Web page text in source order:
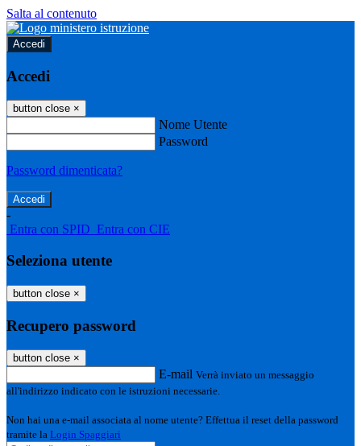
Salta al contenuto
Accedi
Accedi
button close ×
Nome Utente
Password
Password dimenticata?
-
Entra con SPID Entra con CIE
Seleziona utente
button close ×
Recupero password
button close ×
E-mail Verrà inviato un messaggio
all'indirizzo indicato con le istruzioni necessarie.
Non hai una e-mail associata al nome utente? Effettua il reset della password
tramite la Login Spaggiari